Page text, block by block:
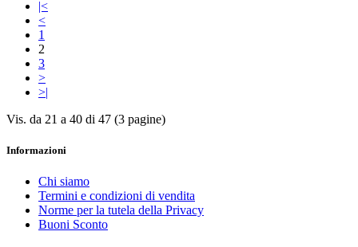
|<
<
1
2
3
>
>|
Vis. da 21 a 40 di 47 (3 pagine)
Informazioni
Chi siamo
Termini e condizioni di vendita
Norme per la tutela della Privacy
Buoni Sconto